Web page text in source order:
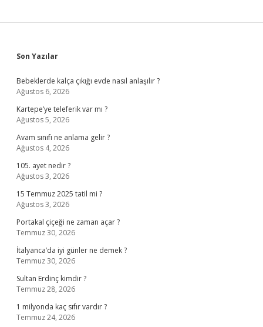
Sidebar
Son Yazılar
Bebeklerde kalça çıkığı evde nasıl anlaşılır ?
Ağustos 6, 2026
Kartepe’ye teleferik var mı ?
Ağustos 5, 2026
Avam sınıfı ne anlama gelir ?
Ağustos 4, 2026
105. ayet nedir ?
Ağustos 3, 2026
15 Temmuz 2025 tatil mi ?
Ağustos 3, 2026
Portakal çiçeği ne zaman açar ?
Temmuz 30, 2026
İtalyanca’da iyi günler ne demek ?
Temmuz 30, 2026
Sultan Erdinç kimdir ?
Temmuz 28, 2026
1 milyonda kaç sıfır vardır ?
Temmuz 24, 2026